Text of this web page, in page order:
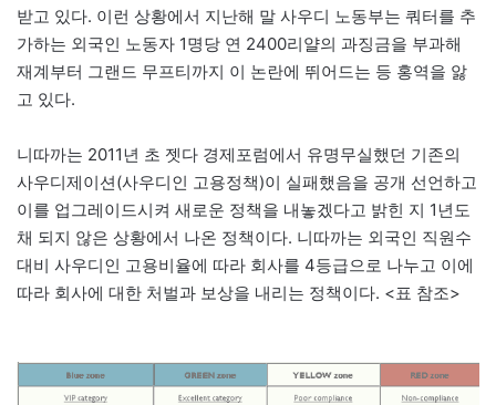
받고 있다. 이런 상황에서 지난해 말 사우디 노동부는 쿼터를 추
가하는 외국인 노동자 1명당 연 2400리얄의 과징금을 부과해
재계부터 그랜드 무프티까지 이 논란에 뛰어드는 등 홍역을 앓
고 있다.
니따까는 2011년 초 젯다 경제포럼에서 유명무실했던 기존의
사우디제이션(사우디인 고용정책)이 실패했음을 공개 선언하고
이를 업그레이드시켜 새로운 정책을 내놓겠다고 밝힌 지 1년도
채 되지 않은 상황에서 나온 정책이다. 니따까는 외국인 직원수
대비 사우디인 고용비율에 따라 회사를 4등급으로 나누고 이에
따라 회사에 대한 처벌과 보상을 내리는 정책이다. <표 참조>